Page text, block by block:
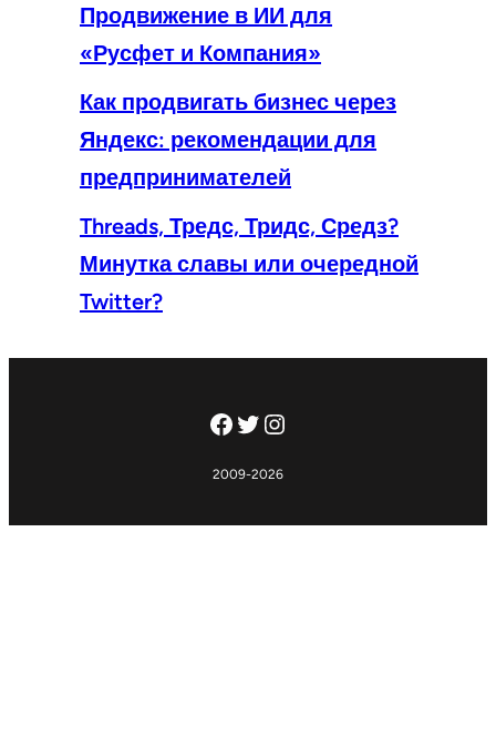
Продвижение в ИИ для
«Русфет и Компания»
Как продвигать бизнес через
Яндекс: рекомендации для
предпринимателей
Threads, Тредс, Тридс, Средз?
Минутка славы или очередной
Twitter?
Facebook
Twitter
Instagram
2009-2026